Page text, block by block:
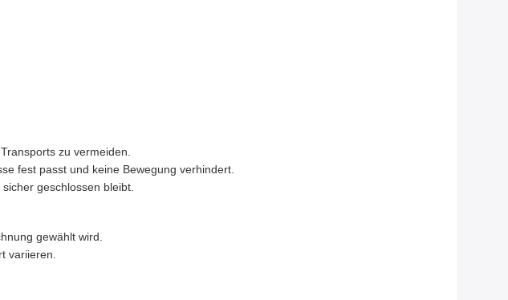
zu vermeiden.
fest passt und keine Bewegung verhindert.
geschlossen bleibt.
gewählt wird.
variieren.